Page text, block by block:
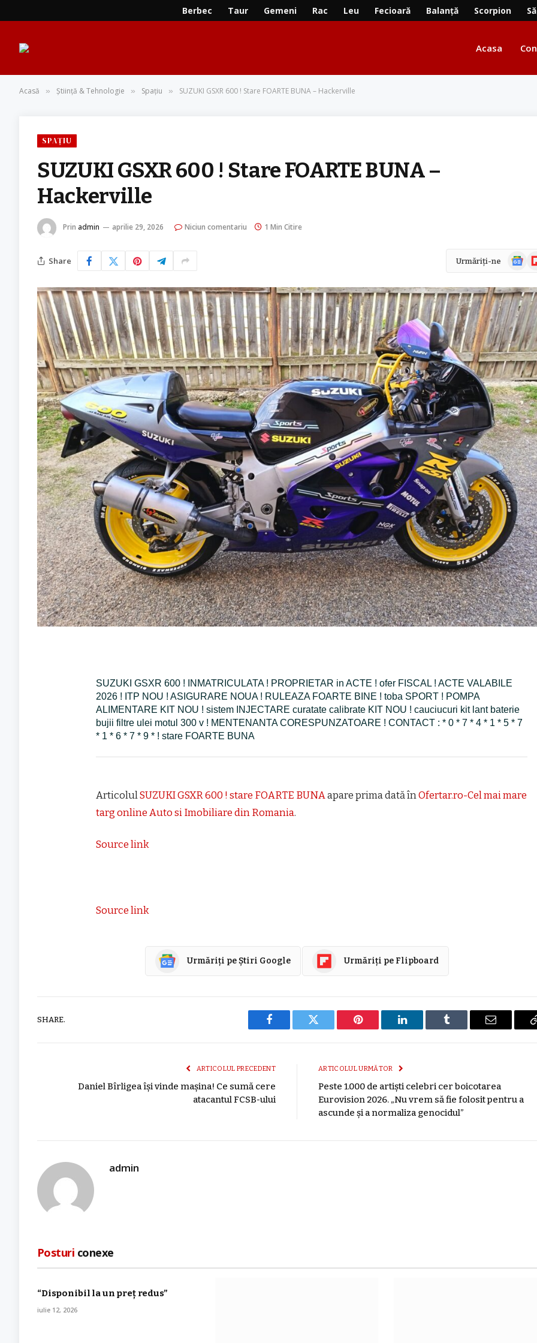
Berbec Taur Gemeni Rac Leu Fecioară Balanță Scorpion
Acasa
Acasă » Știință & Tehnologie » Spațiu » SUZUKI GSXR 600 ! Stare FOARTE BUNA – Hackerville
SPAȚIU
SUZUKI GSXR 600 ! Stare FOARTE BUNA –
Hackerville
Prin admin aprilie 29, 2026 Niciun comentariu 1 Min Citire
Share Urmăriți-ne
Știri
Google
SUZUKI GSXR 600 ! INMATRICULATA ! PROPRIETAR in ACTE ! ofer FISCAL ! ACTE VALABILE
2026 ! ITP NOU ! ASIGURARE NOUA ! RULEAZA FOARTE BINE ! toba SPORT ! POMPA
ALIMENTARE KIT NOU ! sistem INJECTARE curatate calibrate KIT NOU ! cauciucuri kit lant baterie
bujii filtre ulei motul 300 v ! MENTENANTA CORESPUNZATOARE ! CONTACT : * 0 * 7 * 4 * 1 * 5 * 7
* 1 * 6 * 7 * 9 * ! stare FOARTE BUNA
ArticolulSUZUKI GSXR 600 ! stare FOARTE BUNAapare prima dată înOfertar.ro-Cel mai mare
targ online Auto si Imobiliare din Romania.
Source link
Source link
Urmăriți pe Știri Google Urmăriți pe Flipboard
SHARE.
Facebook Twitter Pinterest LinkedIn Tumblr
E-
ARTICOLUL PRECEDENT
Daniel Bîrligea își vinde mașina! Ce sumă cere
atacantul FCSB-ului
ARTICOLUL URMĂTOR
Peste 1.000 de artiști celebri cer boicotarea
Eurovision 2026. „Nu vrem să fie folosit pentru a
ascunde şi a normaliza genocidul”
admin
Posturi conexe
“Disponibil la un preț redus”
iulie 12, 2026